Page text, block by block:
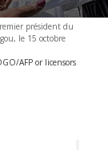
président du
le 15 octobre
AFP or licensors